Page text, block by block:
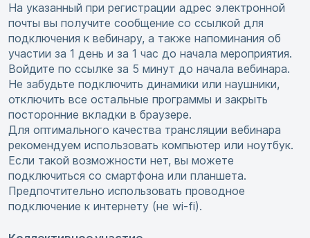
На указанный при регистрации адрес электронной
почты вы получите сообщение со ссылкой для
подключения к вебинару, а также напоминания об
участии за 1 день и за 1 час до начала мероприятия.
Войдите по ссылке за 5 минут до начала вебинара.
Не забудьте подключить динамики или наушники,
отключить все остальные программы и закрыть
посторонние вкладки в браузере.
Для оптимального качества трансляции вебинара
рекомендуем использовать компьютер или ноутбук.
Если такой возможности нет, вы можете
подключиться со смартфона или планшета.
Предпочтительно использовать проводное
подключение к интернету (не wi-fi).